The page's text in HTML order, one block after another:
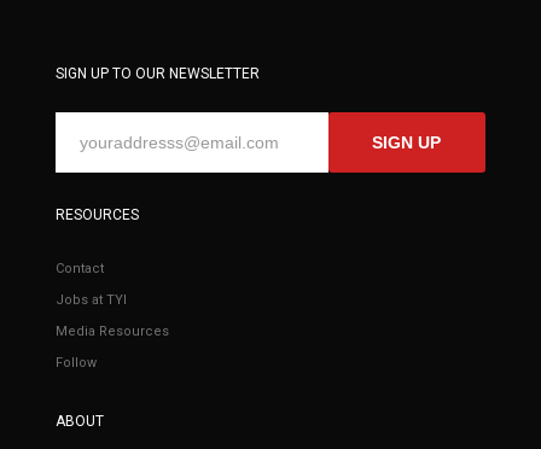
SIGN UP TO OUR NEWSLETTER
SIGN UP
RESOURCES
Contact
Jobs at TYI
Media Resources
Follow
ABOUT